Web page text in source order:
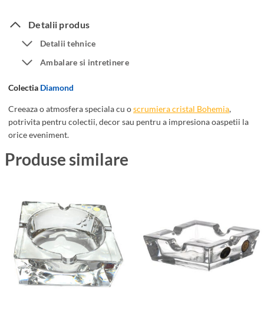
a
i
a
o
n
d
1
c
m
e
r
C
r
i
s
a
o
h
e
m
i
a
Detalii produs
Detalii tehnice
Ambalare si intretinere
Colectia Diamond
Creeaza o atmosfera speciala cu oscrumiera cristal Bohemia,
potrivita pentru colectii, decor sau pentru a impresiona oaspetii la
orice eveniment.
Produse similare